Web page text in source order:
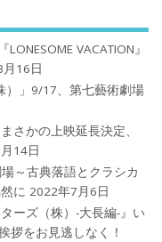
VACATION』
16日
）」9/17、第七藝術劇場
さかの上映延長決定、
14日
～古典落語とクラシカ
に 2022年7月6日
ーズ（株）-大長編-』い
拶をお見逃しなく！